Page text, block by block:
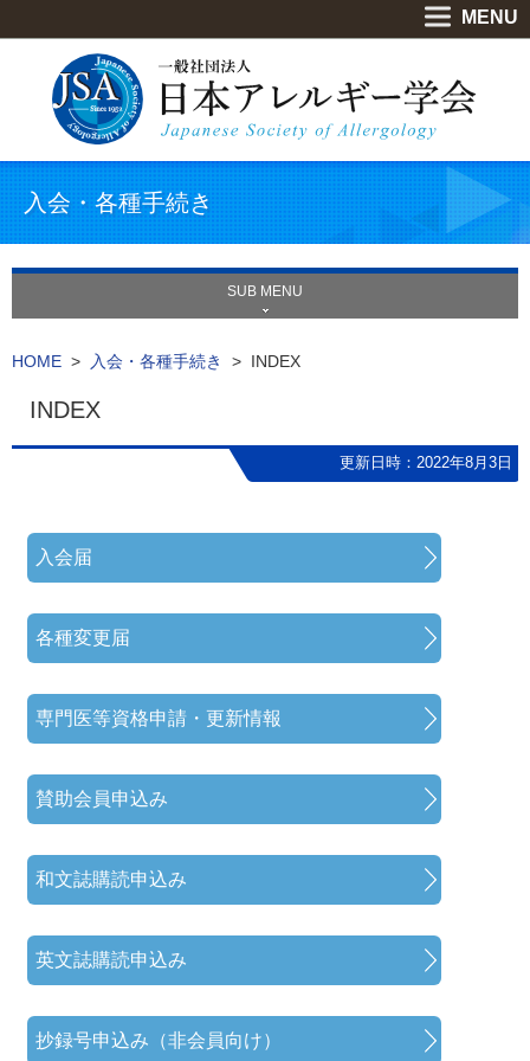
MENU
入会・各種手続き
SUB MENU
HOME > 入会・各種手続き > INDEX
INDEX
更新日時：2022年8月3日
入会届
各種変更届
専門医等資格申請・更新情報
賛助会員申込み
和文誌購読申込み
英文誌購読申込み
抄録号申込み（非会員向け）